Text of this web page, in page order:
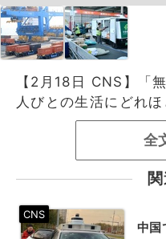
【2月18日 CNS】「
人びとの生活にどれ
全
中国